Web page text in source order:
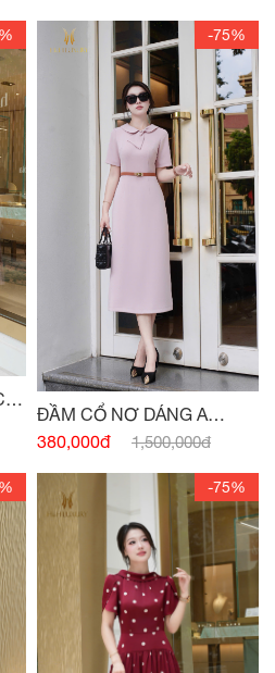
-75%
ĐẦM CỔ NƠ DÁNG A
HỒNG PASTEL
380,000đ 1,500,000đ
-75%